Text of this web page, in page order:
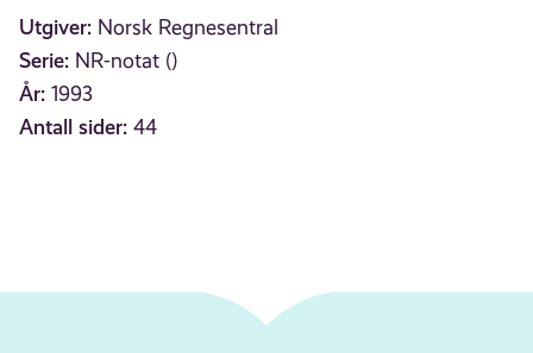
Utgiver: Norsk Regnesentral
Serie: NR-notat ()
År: 1993
Antall sider: 44